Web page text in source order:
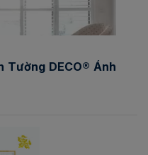
DECO® Ánh